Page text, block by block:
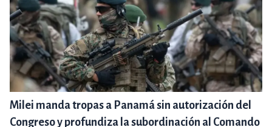
Milei manda tropas a Panamá sin autorización del
Congreso y profundiza la subordinación al Comando